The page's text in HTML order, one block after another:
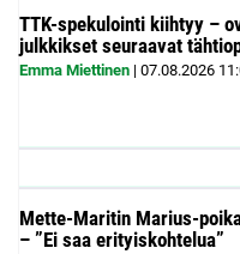
TTK-spekulointi kiihtyy –
julkkikset seuraavat
Emma Miettinen | 07.08.2026
Mette-Maritin Marius-
– ”Ei saa erityiskohtelua”